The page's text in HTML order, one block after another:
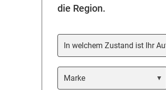
die Region.
In welchem Zustand ist Ihr Auto?
Marke